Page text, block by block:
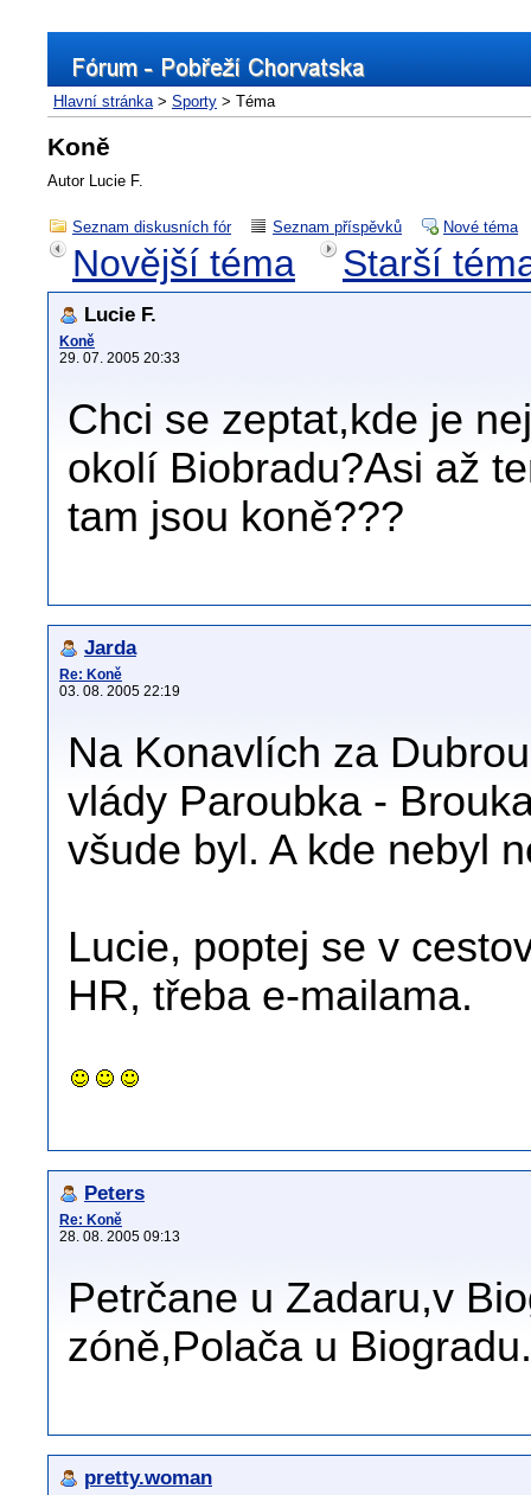
Hlavní stránka> Sporty > Téma
Koně
Autor Lucie F.
Seznam diskusních fór Seznam příspěvků Nové téma
Novější téma Starší
Lucie F.
Koně
29. 07. 2005 20:33
Chci se zeptat,kde je
okolí Biobradu?Asi až
tam jsou koně???
Jarda
Re: Koně
03. 08. 2005 22:19
Na Konavlích za
vlády Paroubka -
všude byl. A kde nebyl
Lucie, poptej se v
HR, třeba e-mailama.
Peters
Re: Koně
28. 08. 2005 09:13
Petrčane u Zadaru,v
zóně,Polača u Biogradu.
pretty.woman